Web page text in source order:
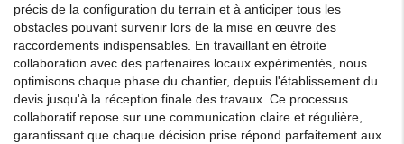
précis de la configuration du terrain et à anticiper tous les
obstacles pouvant survenir lors de la mise en œuvre des
raccordements indispensables. En travaillant en étroite
collaboration avec des partenaires locaux expérimentés, nous
optimisons chaque phase du chantier, depuis l'établissement du
devis jusqu'à la réception finale des travaux. Ce processus
collaboratif repose sur une communication claire et régulière,
garantissant que chaque décision prise répond parfaitement aux